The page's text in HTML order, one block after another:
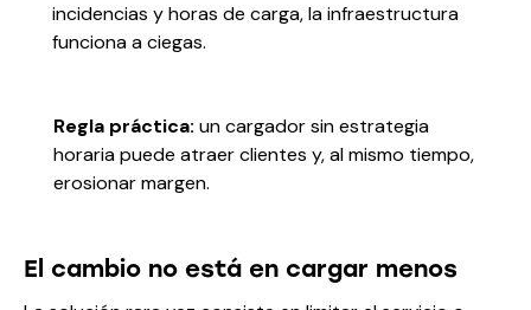
incidencias y horas de carga, la infraestructura
funciona a ciegas.
Regla práctica: un cargador sin estrategia
horaria puede atraer clientes y, al mismo tiempo,
erosionar margen.
El cambio no está en cargar menos